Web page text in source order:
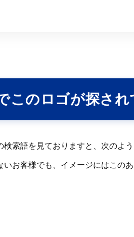
このロゴが探さ
索語を見ておりますと、次のよ
お客様でも、イメージにはこの